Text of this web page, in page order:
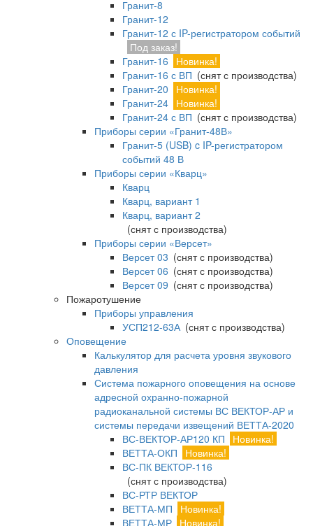
Гранит-8
Гранит-12
Гранит-12 с IP-регистратором событий
Под заказ!
Гранит-16
Новинка!
Гранит-16 с ВП (снят с производства)
Гранит-20
Новинка!
Гранит-24 Новинка!
Гранит-24 с ВП (снят с производства)
Приборы серии «Гранит-48В»
Гранит-5 (USB) c IP-регистратором
событий 48 В
Приборы серии «Кварц»
Кварц
Кварц, вариант 1
Кварц, вариант 2
(снят с производства)
Приборы серии «Версет»
Версет 03 (снят с производства)
Версет 06 (снят с производства)
Версет 09 (снят с производства)
Пожаротушение
Приборы управления
УСП212-63А(снят с производства)
Оповещение
Калькулятор для расчета уровня звукового
давления
Система пожарного оповещения на основе
адресной охранно-пожарной
радиоканальной системы ВС ВЕКТОР-АР и
системы передачи извещений ВЕТТА-2020
ВС-ВЕКТОР-АР120 КП
Новинка!
ВЕТТА-ОКП
Новинка!
ВС-ПК ВЕКТОР-116
(снят с производства)
ВС-РТР ВЕКТОР
ВЕТТА-МП
Новинка!
ВЕТТА-МР Новинка!